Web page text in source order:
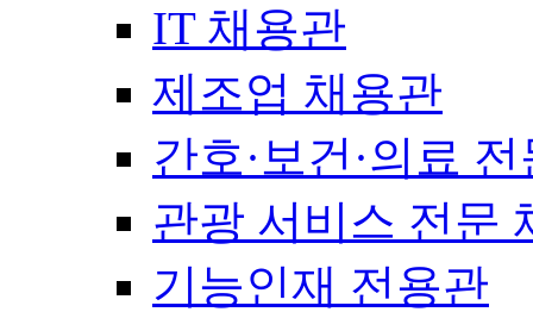
IT 채용관
제조업 채용관
간호·보건·의료
관광 서비스 전문
기능인재 전용관